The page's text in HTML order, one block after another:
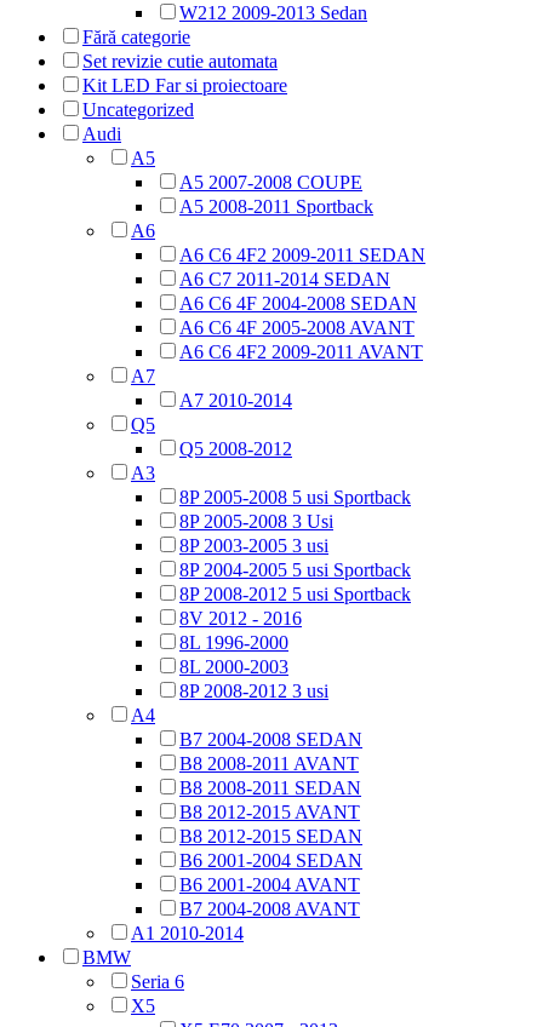
W212 2009-2013 Sedan
Fără categorie
Set revizie cutie automata
Kit LED Far si proiectoare
Uncategorized
Audi
A5
A5 2007-2008 COUPE
A5 2008-2011 Sportback
A6
A6 C6 4F2 2009-2011 SEDAN
A6 C7 2011-2014 SEDAN
A6 C6 4F 2004-2008 SEDAN
A6 C6 4F 2005-2008 AVANT
A6 C6 4F2 2009-2011 AVANT
A7
A7 2010-2014
Q5
Q5 2008-2012
A3
8P 2005-2008 5 usi Sportback
8P 2005-2008 3 Usi
8P 2003-2005 3 usi
8P 2004-2005 5 usi Sportback
8P 2008-2012 5 usi Sportback
8V 2012 - 2016
8L 1996-2000
8L 2000-2003
8P 2008-2012 3 usi
A4
B7 2004-2008 SEDAN
B8 2008-2011 AVANT
B8 2008-2011 SEDAN
B8 2012-2015 AVANT
B8 2012-2015 SEDAN
B6 2001-2004 SEDAN
B6 2001-2004 AVANT
B7 2004-2008 AVANT
A1 2010-2014
BMW
Seria 6
X5